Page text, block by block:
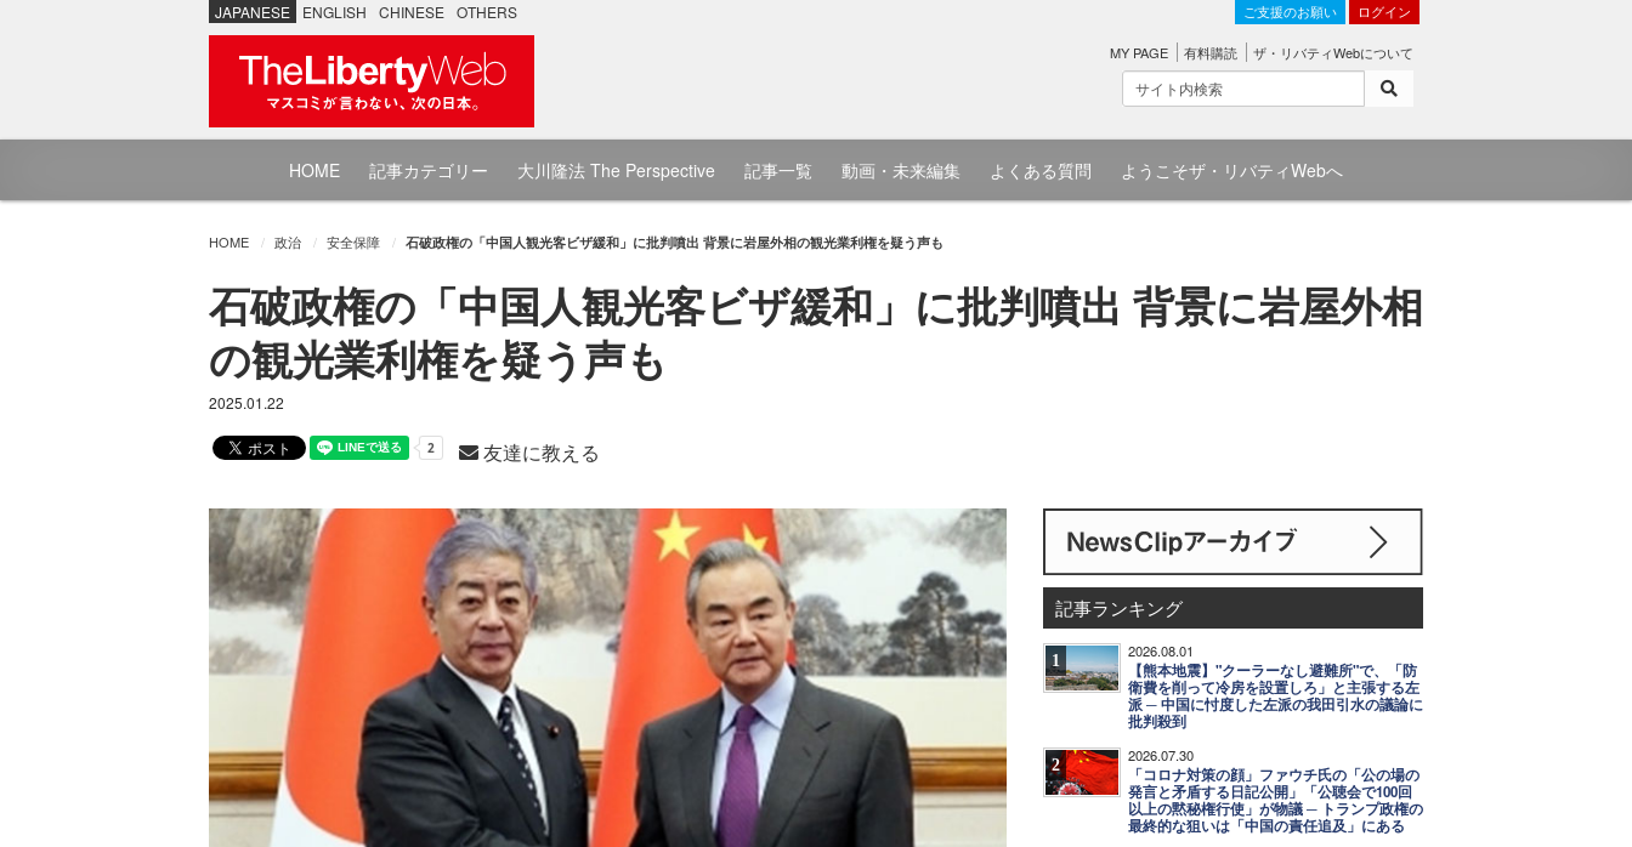
JAPANESE ENGLISH CHINESE OTHERS ご支援のお願い ログイン
MY PAGE 有料購読 ザ・リバティWebについて
HOME 記事カテゴリー 大川隆法 The Perspective 記事一覧 動画・未来編集 よくある質問 ようこそザ・リバティWebへ
HOME 政治 安全保障 石破政権の「中国人観光客ビザ緩和」に批判噴出 背景に岩屋外相の観光業利権を疑う声も
石破政権の「中国人観光客ビザ緩和」に批判噴出 背景に岩屋外相
の観光業利権を疑う声も
2025.01.22
友達に教える
記事ランキング
1 2026.08.01
【熊本地震】"クーラーなし避難所"で、「防
衛費を削って冷房を設置しろ」と主張する左
派 ─ 中国に忖度した左派の我田引水の議論に
批判殺到
2 2026.07.30
「コロナ対策の顔」ファウチ氏の「公の場の
発言と矛盾する日記公開」「公聴会で100回
以上の黙秘権行使」が物議 ─ トランプ政権の
最終的な狙いは「中国の責任追及」にある